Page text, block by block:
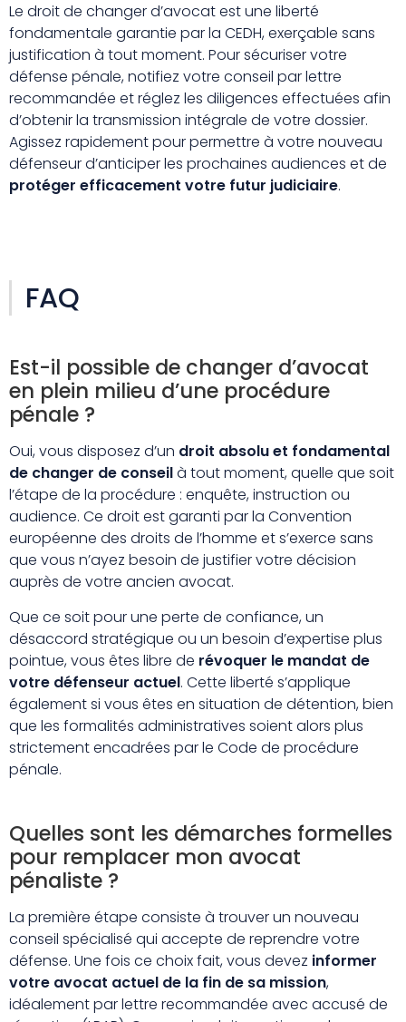
Le droit de changer d’avocat est une liberté
fondamentale garantie par la CEDH, exerçable sans
justification à tout moment. Pour sécuriser votre
défense pénale, notifiez votre conseil par lettre
recommandée et réglez les diligences effectuées afin
d’obtenir la transmission intégrale de votre dossier.
Agissez rapidement pour permettre à votre nouveau
défenseur d’anticiper les prochaines audiences et de
protéger efficacement votre futur judiciaire.
FAQ
Est-il possible de changer d’avocat
en plein milieu d’une procédure
pénale ?
Oui, vous disposez d’un droit absolu et fondamental
de changer de conseilà tout moment, quelle que soit
l’étape de la procédure : enquête, instruction ou
audience. Ce droit est garanti par la Convention
européenne des droits de l’homme et s’exerce sans
que vous n’ayez besoin de justifier votre décision
auprès de votre ancien avocat.
Que ce soit pour une perte de confiance, un
désaccord stratégique ou un besoin d’expertise plus
pointue, vous êtes libre de révoquer le mandat de
votre défenseur actuel. Cette liberté s’applique
également si vous êtes en situation de détention, bien
que les formalités administratives soient alors plus
strictement encadrées par le Code de procédure
pénale.
Quelles sont les démarches formelles
pour remplacer mon avocat
pénaliste ?
La première étape consiste à trouver un nouveau
conseil spécialisé qui accepte de reprendre votre
défense. Une fois ce choix fait, vous devez informer
votre avocat actuel de la fin de sa mission,
idéalement par lettre recommandée avec accusé de